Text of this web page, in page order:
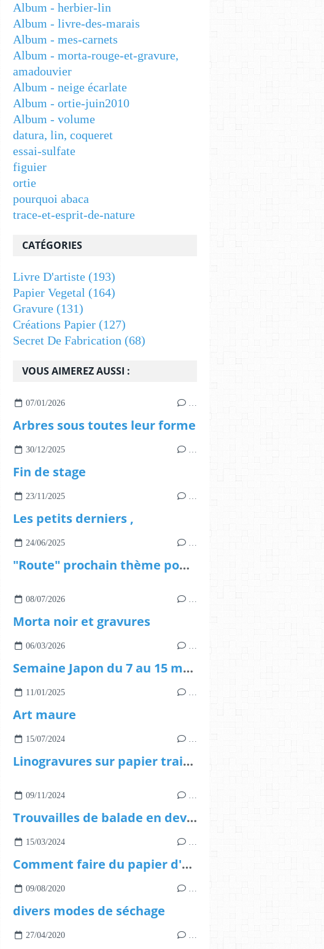
VOUS AIMEREZ AUSSI :
07/01/2026 …
Arbres sous toutes leur forme
30/12/2025 …
Fin de stage
23/11/2025 …
Les petits derniers ,
24/06/2025 …
"Route" prochain thème pour le salon anima libri de 2026
08/07/2026 …
Morta noir et gravures
06/03/2026 …
Semaine Japon du 7 au 15 mars et voir plus
11/01/2025 …
Art maure
15/07/2024 …
Linogravures sur papier traité au konjac et marque-page
09/11/2024 …
Trouvailles de balade en devenir papetier
15/03/2024 …
Comment faire du papier d'amadouvier
09/08/2020 …
divers modes de séchage
27/04/2020 …
Album - herbier-lin
Album - livre-des-marais
Album - mes-carnets
Album - morta-rouge-et-gravure,
amadouvier
Album - neige écarlate
Album - ortie-juin2010
Album - volume
datura, lin, coqueret
essai-sulfate
figuier
ortie
pourquoi abaca
trace-et-esprit-de-nature
CATÉGORIES
Livre D'artiste (193)
Papier Vegetal (164)
Gravure (131)
Créations Papier (127)
Secret De Fabrication (68)